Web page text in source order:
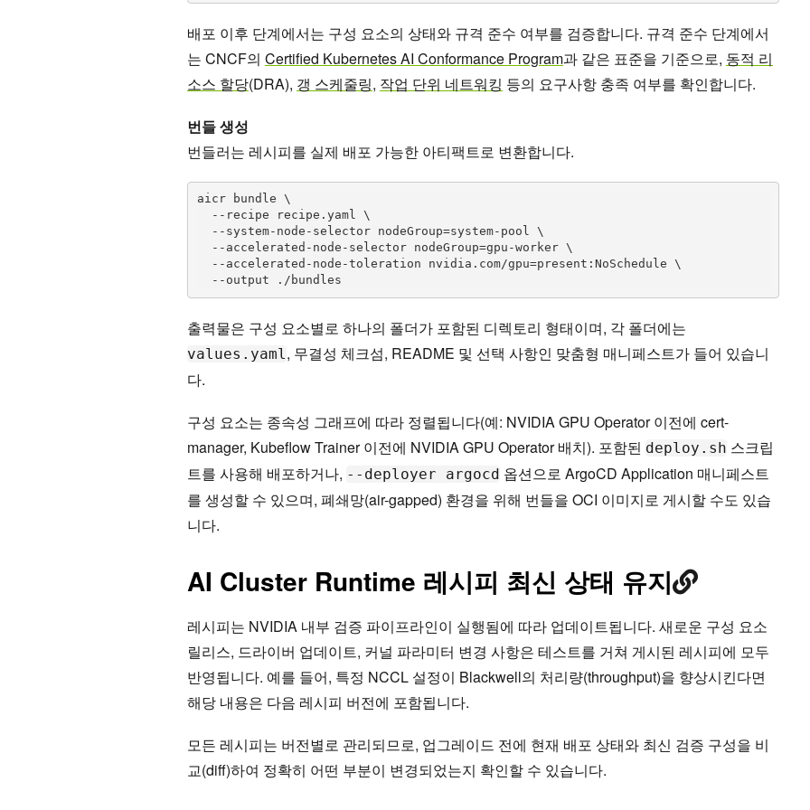
배포 이후 단계에서는 구성 요소의 상태와 규격 준수 여부를 검증합니다. 규격 준수 단계에서
는 CNCF의 Certified Kubernetes AI Conformance Program과 같은 표준을 기준으로, 동적 리
소스 할당(DRA), 갱 스케줄링, 작업 단위 네트워킹 등의 요구사항 충족 여부를 확인합니다.
번들 생성
번들러는 레시피를 실제 배포 가능한 아티팩트로 변환합니다.
aicr bundle \
  --output ./bundles
출력물은 구성 요소별로 하나의 폴더가 포함된 디렉토리 형태이며, 각 폴더에는
values.yaml , 무결성 체크섬, README 및 선택 사항인 맞춤형 매니페스트가 들어 있습니
다.
구성 요소는 종속성 그래프에 따라 정렬됩니다(예: NVIDIA GPU Operator 이전에 cert-
manager, Kubeflow Trainer 이전에 NVIDIA GPU Operator 배치). 포함된 deploy.sh 스크립
트를 사용해 배포하거나, --deployer argocd 옵션으로 ArgoCD Application 매니페스트
를 생성할 수 있으며, 폐쇄망(air-gapped) 환경을 위해 번들을 OCI 이미지로 게시할 수도 있습
니다.
AI Cluster Runtime 레시피 최신 상태 유지
레시피는 NVIDIA 내부 검증 파이프라인이 실행됨에 따라 업데이트됩니다. 새로운 구성 요소
릴리스, 드라이버 업데이트, 커널 파라미터 변경 사항은 테스트를 거쳐 게시된 레시피에 모두
반영됩니다. 예를 들어, 특정 NCCL 설정이 Blackwell의 처리량(throughput)을 향상시킨다면
해당 내용은 다음 레시피 버전에 포함됩니다.
모든 레시피는 버전별로 관리되므로, 업그레이드 전에 현재 배포 상태와 최신 검증 구성을 비
교(diff)하여 정확히 어떤 부분이 변경되었는지 확인할 수 있습니다.